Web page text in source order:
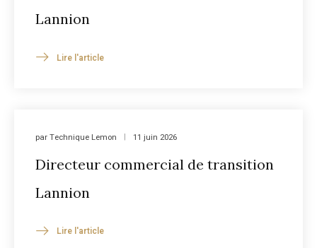
Lannion
Lire l'article
parTechnique Lemon 11 juin 2026
Directeur commercial de transition
Lannion
Lire l'article